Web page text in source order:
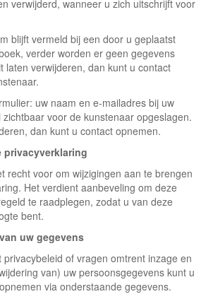
verwijderd, wanneer u zich uitschrijft voor
blijft vermeld bij een door u geplaatst
verder worden er geen gegevens
laten verwijderen, dan kunt u contact
uw naam en e-mailadres bij uw
voor de kunstenaar opgeslagen.
dan kunt u contact opnemen.
privacyverklaring
recht voor om wijzigingen aan te brengen
Het verdient aanbeveling om deze
te raadplegen, zodat u van deze
bent.
uw gegevens
of vragen omtrent inzage en
van) uw persoonsgegevens kunt u
via onderstaande gegevens.